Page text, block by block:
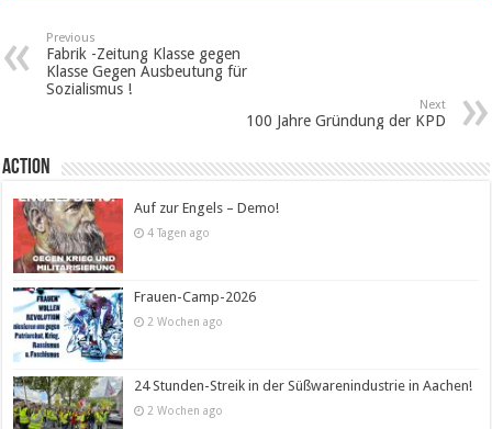
Previous
Fabrik -Zeitung Klasse gegen
Klasse Gegen Ausbeutung für
Sozialismus !
Next
100 Jahre Gründung der KPD
Action
Auf zur Engels – Demo!
4 Tagen ago
Frauen-Camp-2026
2 Wochen ago
24 Stunden-Streik in der Süßwarenindustrie in Aachen!
2 Wochen ago